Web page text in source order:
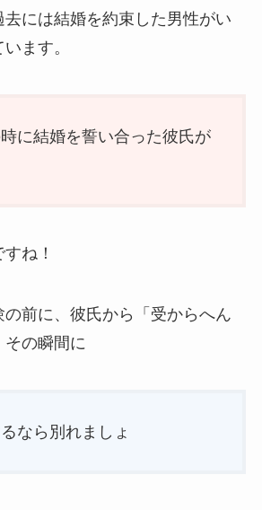
には結婚を約束した男性がい
ます。
に結婚を誓い合った彼氏が
ね！
前に、彼氏から「受からへん
その瞬間に
なら別れましょ